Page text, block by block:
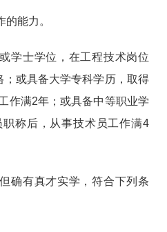
能力。
学士学位，在工程技术岗位
；或具备大学专科学历，取得
作满2年；或具备中等职业学
称后，从事技术员工作满4
确有真才实学，符合下列条